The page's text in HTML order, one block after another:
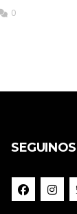
0
SEGUINOS